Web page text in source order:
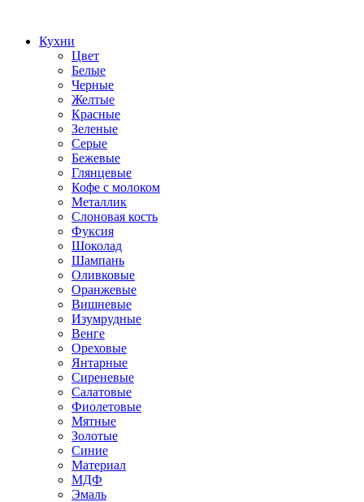
Кухни
Цвет
Белые
Черные
Желтые
Красные
Зеленые
Серые
Бежевые
Глянцевые
Кофе с молоком
Металлик
Слоновая кость
Фуксия
Шоколад
Шампань
Оливковые
Оранжевые
Вишневые
Изумрудные
Венге
Ореховые
Янтарные
Сиреневые
Салатовые
Фиолетовые
Мятные
Золотые
Синие
Материал
МДФ
Эмаль